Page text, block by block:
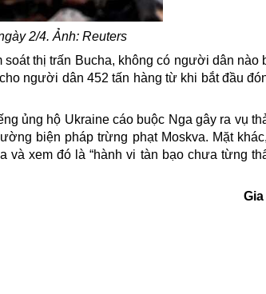
2/4. Ảnh: Reuters
thị trấn Bucha, không có người dân nào
người dân 452 tấn hàng từ khi bắt đầu
ủng hộ Ukraine cáo buộc Nga gây ra vụ
biện pháp trừng phạt Moskva. Mặt
và xem đó là “hành vi tàn bạo chưa từng